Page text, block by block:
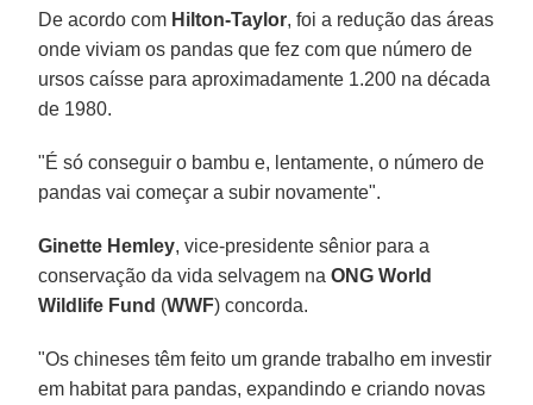
De acordo com Hilton-Taylor, foi a redução das áreas
onde viviam os pandas que fez com que número de
ursos caísse para aproximadamente 1.200 na década
de 1980.
"É só conseguir o bambu e, lentamente, o número de
pandas vai começar a subir novamente".
Ginette Hemley, vice-presidente sênior para a
conservação da vida selvagem naONG World
Wildlife Fund (WWF) concorda.
"Os chineses têm feito um grande trabalho em investir
em habitat para pandas, expandindo e criando novas